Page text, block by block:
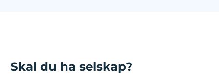
Skal du ha selskap?